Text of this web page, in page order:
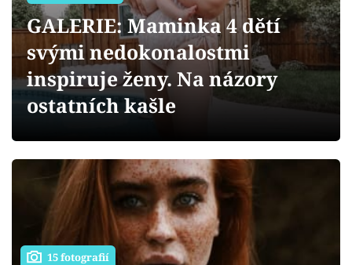
Videa
Sledujte prima+
Sledujte nás
GALERIE: Maminka 4 dětí
svými nedokonalostmi
inspiruje ženy. Na názory
ostatních kašle
15 fotografií